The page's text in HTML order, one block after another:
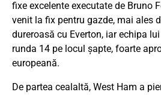
fixe excelente executate de Bruno
venit la fix pentru gazde, mai ales
dureroasă cu Everton, iar echipa
runda 14 pe locul șapte, foarte
europeană.
De partea cealaltă, West Ham a